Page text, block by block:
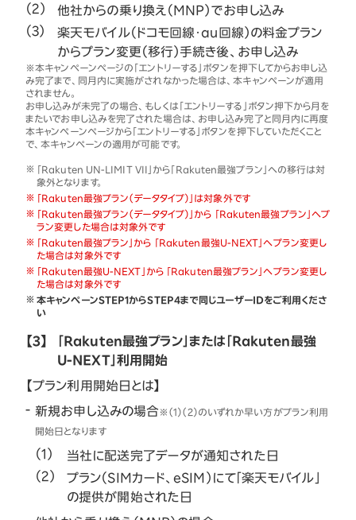
他社からの乗り換え（MNP）でお申し込み
楽天モバイル（ドコモ回線・au回線）の料金プラン
からプラン変更（移行）手続き後、お申し込み
※本キャンペーンページの「エントリーする」ボタンを押下してからお申し込
み完了まで、同月内に実施がされなかった場合は、本キャンペーンが適用
されません。
お申し込みが未完了の場合、もしくは「エントリーする」ボタン押下から月を
またいでお申し込みを完了された場合は、お申し込み完了と同月内に再度
本キャンペーンページから「エントリーする」ボタンを押下していただくこと
で、本キャンペーンの適用が可能です。
「Rakuten UN-LIMIT VII」から「Rakuten最強プラン」への移行は対
象外となります。
「Rakuten最強プラン（データタイプ）」は対象外です
「Rakuten最強プラン（データタイプ）」から 「Rakuten最強プラン」へプ
ラン変更した場合は対象外です
「Rakuten最強プラン」から 「Rakuten最強U-NEXT」へプラン変更し
た場合は対象外です
「Rakuten最強U-NEXT」から 「Rakuten最強プラン」へプラン変更し
た場合は対象外です
本キャンペーンSTEP1からSTEP4まで同じユーザーIDをご利用くださ
い
【3】
「Rakuten最強プラン」または「Rakuten最強
U-NEXT」利用開始
【プラン利用開始日とは】
新規お申し込みの場合 ※（1）（2）のいずれか早い方がプラン利用
開始日となります
当社に配送完了データが通知された日
プラン（SIMカード、eSIM）にて「楽天モバイル」
の提供が開始された日